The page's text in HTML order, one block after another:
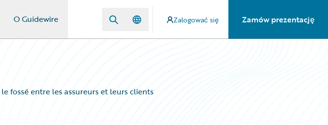
O Guidewire Zalogować się Zamów prezentację
fossé entre les assureurs et leurs clients